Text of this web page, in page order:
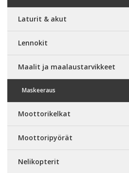
Laturit & akut
Lennokit
Maalit ja maalaustarvikkeet
Maskeeraus
Moottorikelkat
Moottoripyörät
Nelikopterit